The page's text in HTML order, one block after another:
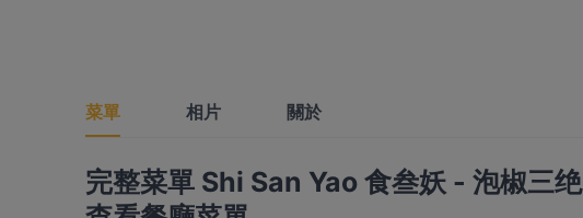
菜單 相片 關於
完整菜單 Shi San Yao 食叁妖 - 泡椒三绝